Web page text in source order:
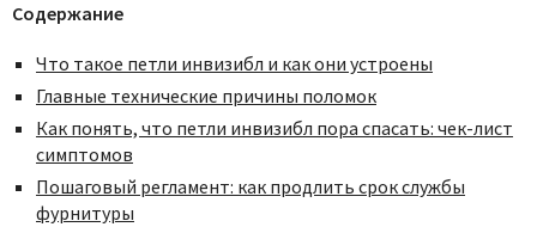
Содержание
Что такое петли инвизибл и как они устроены
Главные технические причины поломок
Как понять, что петли инвизибл пора спасать: чек-лист
симптомов
Пошаговый регламент: как продлить срок службы
фурнитуры